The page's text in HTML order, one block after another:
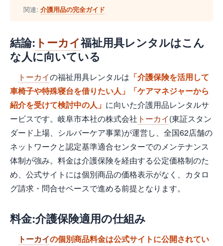
関連: 介護用品の完全ガイド
結論: トーカイ福祉用具レンタルはこん
な人に向いている
トーカイの福祉用具レンタルは 「介護保険を活用して
車椅子や特殊寝台を借りたい人」「ケアマネジャーから
紹介を受けて検討中の人」 に向いた介護用品レンタルサ
ービスです。岐阜市本社の株式会社 トーカイ(東証スタン
ダード上場、シルバーケア事業)が運営し、全国62店舗の
ネットワークと認定基準適合センターでのメンテナンス
体制が強み。料金は介護保険を経由する公定価格制のた
め、公式サイトには個別商品の価格表示がなく、カタロ
グ請求・問合せベースで進める前提となります。
料金:介護保険適用の仕組み
トーカイの個別商品料金は公式サイトに公開されてい